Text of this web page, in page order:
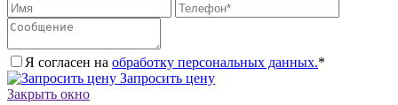
Я согласен на обработку персональных данных.*
Запросить цену
Закрыть окно